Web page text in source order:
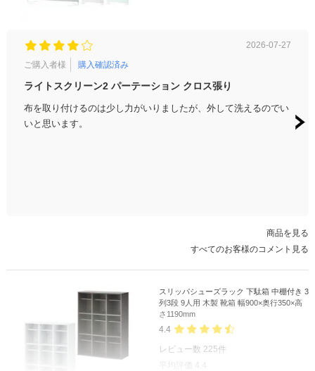
2026-07-27
ご購入者様
購入確認済み
ライトスクリーン2 パーテーション クロス張り
布を取り付けるのは少し力がいりましたが、外して洗えるのでい
いと思います。
で
商品を見る
すべてのお客様のコメント見る
スリッパシューズラック 下駄箱 中棚付き 3
列3段 9人用 木製 靴箱 幅900×奥行350×高
さ1190mm
4.4
レビュー数 225件
平均評価
4.4